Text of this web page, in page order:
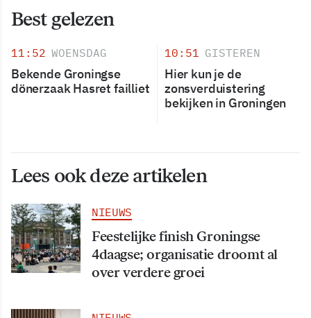
Best gelezen
11:52 WOENSDAG
Bekende Groningse
dönerzaak Hasret failliet
10:51 GISTEREN
Hier kun je de
zonsverduistering
bekijken in Groningen
Lees ook deze artikelen
NIEUWS
Feestelijke finish Groningse
4daagse; organisatie droomt al
over verdere groei